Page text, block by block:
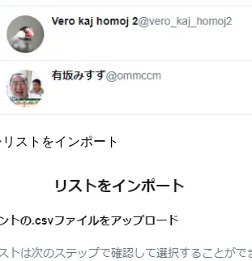
ストをインポート